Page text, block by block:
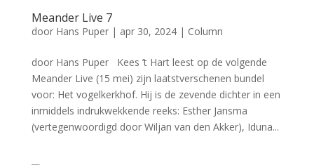
Meander Live 7
door Hans Puper| apr 30, 2024| Column
door Hans Puper Kees ’t Hart leest op de volgende
Meander Live (15 mei) zijn laatstverschenen bundel
voor: Het vogelkerkhof. Hij is de zevende dichter in een
inmiddels indrukwekkende reeks: Esther Jansma
(vertegenwoordigd door Wiljan van den Akker), Iduna...